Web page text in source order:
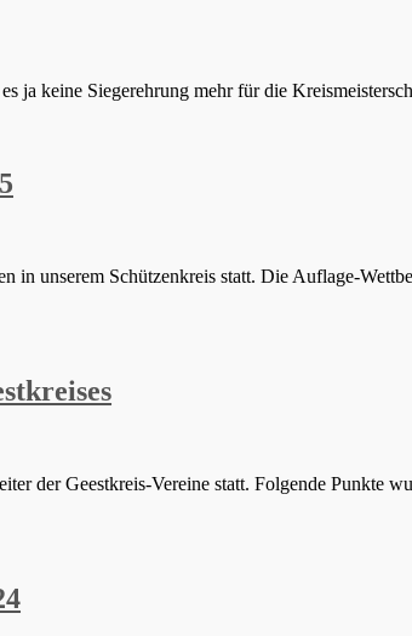
ja keine Siegerehrung mehr für die
in unserem Schützenkreis statt. Die Auflage-
der Geestkreis-Vereine statt. Folgende Punkte